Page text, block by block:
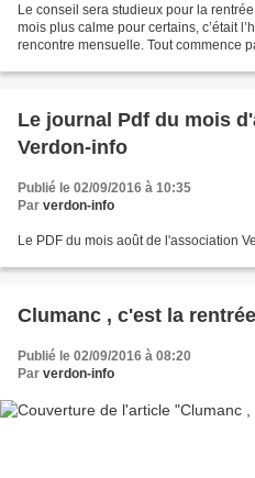
Le conseil sera studieux pour la
mois plus calme pour certains, c’était
rencontre mensuelle. Tout commence
Le journal Pdf du mois d'août de l'association
Verdon-info
Publié le 02/09/2016 à 10:35
Par verdon-info
Le PDF du mois août de l'association
Clumanc , c'est la rentrée
Publié le 02/09/2016 à 08:20
Par verdon-info